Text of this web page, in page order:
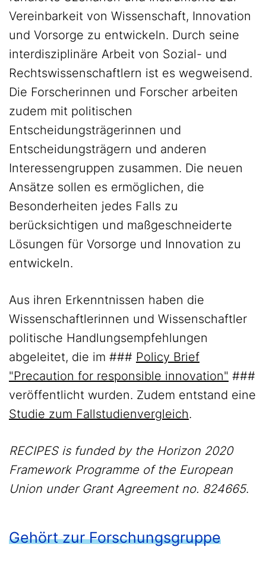
Vereinbarkeit von Wissenschaft, Innovation
und Vorsorge zu entwickeln. Durch seine
interdisziplinäre Arbeit von Sozial- und
Rechtswissenschaftlern ist es wegweisend.
Die Forscherinnen und Forscher arbeiten
zudem mit politischen
Entscheidungsträgerinnen und
Entscheidungsträgern und anderen
Interessengruppen zusammen. Die neuen
Ansätze sollen es ermöglichen, die
Besonderheiten jedes Falls zu
berücksichtigen und maßgeschneiderte
Lösungen für Vorsorge und Innovation zu
entwickeln.
Aus ihren Erkenntnissen haben die
Wissenschaftlerinnen und Wissenschaftler
politische Handlungsempfehlungen
abgeleitet, die im ### Policy Brief
"Precaution for responsible innovation" ###
veröffentlicht wurden. Zudem entstand eine
Studie zum Fallstudienvergleich.
RECIPES is funded by the Horizon 2020
Framework Programme of the European
Union under Grant Agreement no. 824665.
Gehört zur Forschungsgruppe